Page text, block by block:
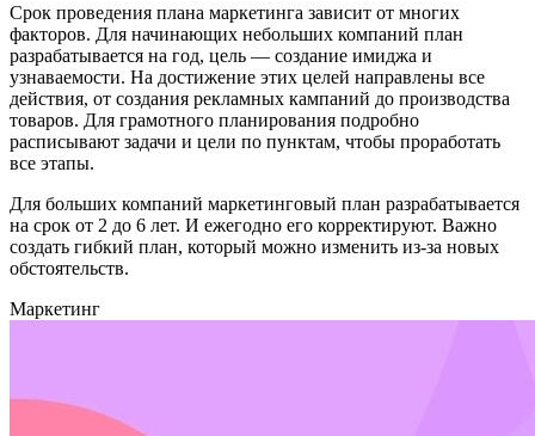
Срок проведения плана маркетинга зависит от многих
факторов. Для начинающих небольших компаний план
разрабатывается на год, цель ― создание имиджа и
узнаваемости. На достижение этих целей направлены все
действия, от создания рекламных кампаний до производства
товаров. Для грамотного планирования подробно
расписывают задачи и цели по пунктам, чтобы проработать
все этапы.
Для больших компаний маркетинговый план разрабатывается
на срок от 2 до 6 лет. И ежегодно его корректируют. Важно
создать гибкий план, который можно изменить из-за новых
обстоятельств.
Маркетинг